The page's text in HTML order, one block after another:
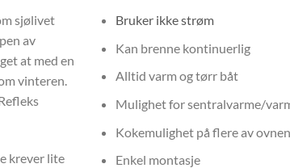
sjølivet
av
at med en
vinteren.
krever lite
Bruker ikke strøm
Kan brenne kontinuerlig
Alltid varm og tørr båt
Mulighet for sentralvarme/
Kokemulighet på flere av
Enkel montasje